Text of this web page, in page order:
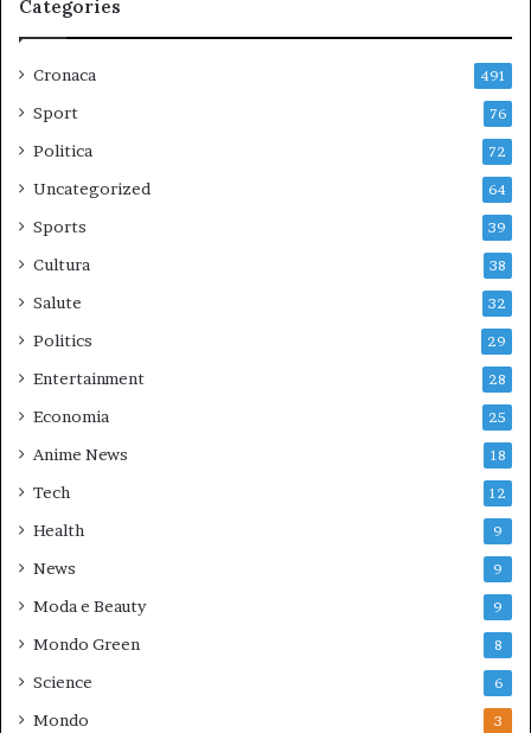
Categories
Cronaca 491
Sport 76
Politica 72
Uncategorized 64
Sports 39
Cultura 38
Salute 32
Politics 29
Entertainment 28
Economia 25
Anime News 18
Tech 12
Health 9
News 9
Moda e Beauty 9
Mondo Green 8
Science 6
Mondo 3